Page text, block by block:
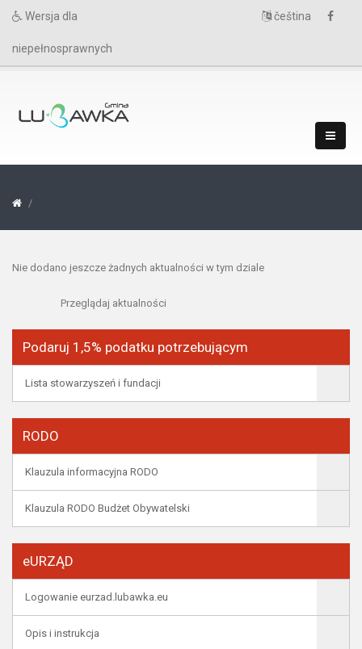
Wersja dla
niepełnosprawnych
čeština
Nie dodano jeszcze żadnych aktualności w tym dziale
Przeglądaj aktualności
Podaruj 1,5% podatku potrzebującym
Lista stowarzyszeń i fundacji
RODO
Klauzula informacyjna RODO
Klauzula RODO Budżet Obywatelski
eURZĄD
Logowanie eurzad.lubawka.eu
Opis i instrukcja